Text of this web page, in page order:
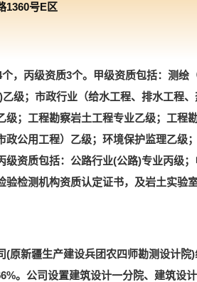
1360号E区
，丙级资质3个。甲级资质包括：测
级；市政行业（给水工程、排水工程
；工程勘察岩土工程专业乙级；工
公用工程）乙级；环境保护监理乙
级资质包括：公路行业(公路)专业丙级
检测机构资质认定证书，及岩土实验
原新疆生产建设兵团农四师勘测设计
。公司设置建筑设计一分院、建筑